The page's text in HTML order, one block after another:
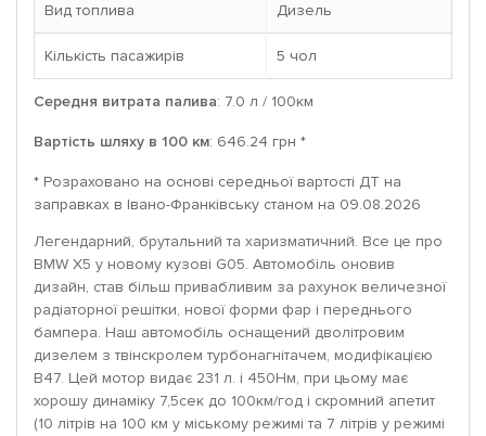
Вид топлива Дизель
Кількість пасажирів 5 чoл
Середня витрата палива: 7.0 л / 100км
Вартість шляху в 100 км: 646.24 грн *
* Розраховано на основі середньої вартості ДТ на
заправках в Івано-Франківську станом на 09.08.2026
Легендарний, брутальний та харизматичний. Все це про
BMW X5 у новому кузові G05. Автомобіль оновив
дизайн, став більш привабливим за рахунок величезної
радіаторної решітки, нової форми фар і переднього
бампера. Наш автомобіль оснащений дволітровим
дизелем з твінскролем турбонагнітачем, модифікацією
B47. Цей мотор видає 231 л. і 450Нм, при цьому має
хорошу динаміку 7,5сек до 100км/год і скромний апетит
(10 літрів на 100 км у міському режимі та 7 літрів у режимі